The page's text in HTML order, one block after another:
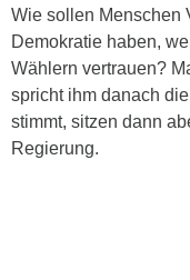
Wie sollen Menschen
Demokratie haben,
Wählern vertrauen?
spricht ihm danach
stimmt, sitzen dann
Regierung.